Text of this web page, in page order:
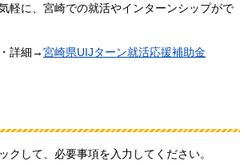
軽に、宮崎での就活やインターンシップがで
詳細→宮崎県UIJターン就活応援補助金
クして、必要事項を入力してください。